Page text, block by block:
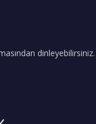
dinleyebilirsiniz.